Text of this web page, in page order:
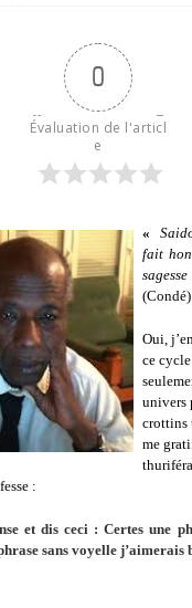
0
Évaluation de l'articl
e
«
fait
(Condé)
Oui,
ce
univers
crottins
me
:
et dis ceci : Certes une
sans voyelle